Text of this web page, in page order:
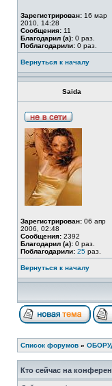
Зарегистрирован: 16 мар
2010, 14:28
Сообщения: 11
Благодарил (а): 0 раз.
Поблагодарили: 0 раз.
Вернуться к началу
Saida
Зарегистрирован: 06 апр
2006, 02:48
Сообщения: 2392
Благодарил (а): 0 раз.
Поблагодарили: 25 раз.
Вернуться к началу
Список форумов »
Кто сейчас на